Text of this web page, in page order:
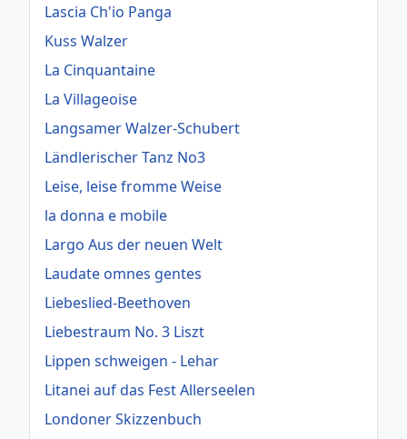
Lascia Ch'io Panga
Kuss Walzer
La Cinquantaine
La Villageoise
Langsamer Walzer-Schubert
Ländlerischer Tanz No3
Leise, leise fromme Weise
la donna e mobile
Largo Aus der neuen Welt
Laudate omnes gentes
Liebeslied-Beethoven
Liebestraum No. 3 Liszt
Lippen schweigen - Lehar
Litanei auf das Fest Allerseelen
Londoner Skizzenbuch